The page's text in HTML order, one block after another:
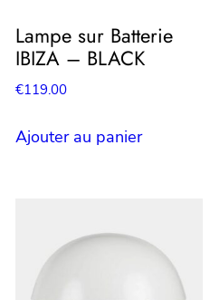
Lampe sur Batterie
IBIZA – BLACK
€119.00
Ajouter au panier